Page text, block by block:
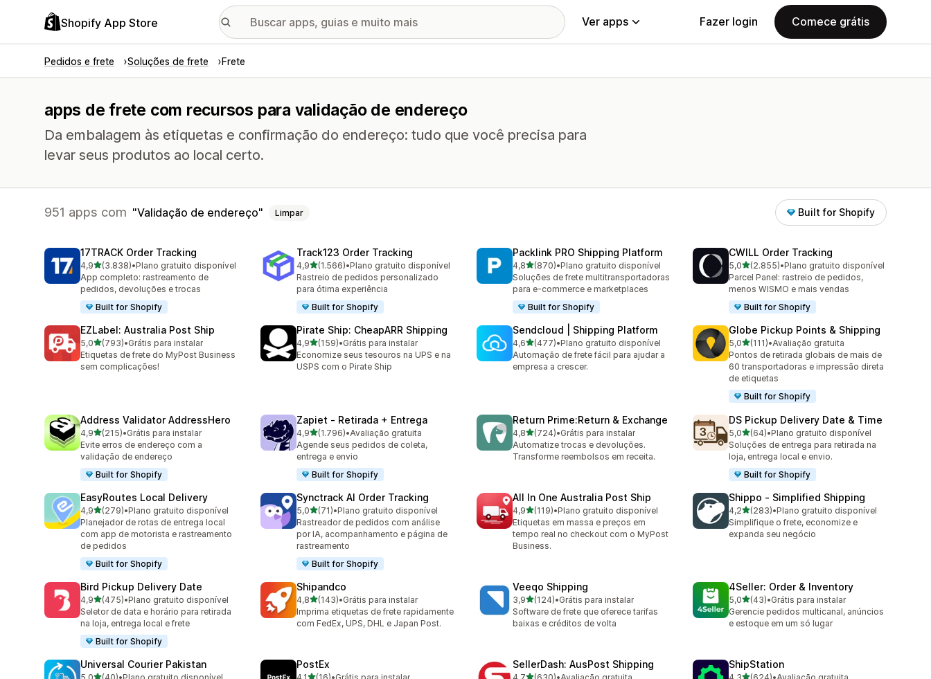
Shopify App Store Ver apps Fazer login Comece grátis
Pedidos e frete Soluções de frete Frete
apps de frete com recursos para validação de endereço
Da embalagem às etiquetas e confirmação do endereço: tudo que você precisa para
levar seus produtos ao local certo.
951 apps com Validação de endereço Limpar Built for Shopify
17TRACK Order Tracking
4,9de 5 estrelas
(3.838)
3838 avaliações ao todo
•Plano gratuito disponível
App completo: rastreamento de
pedidos, devoluções e trocas
Built for Shopify
Track123 Order Tracking
4,9de 5 estrelas
(1.566)
1566 avaliações ao todo
•Plano gratuito disponível
Rastreio de pedidos personalizado
para ótima experiência
Built for Shopify
Packlink PRO Shipping Platform
4,8de 5 estrelas
(870)
870 avaliações ao todo
•Plano gratuito disponível
Soluções de frete multitransportadoras
para e-commerce e marketplaces
Built for Shopify
CWILL Order Tracking
5,0de 5 estrelas
(2.855)
2855 avaliações ao todo
•Plano gratuito disponível
Parcel Panel: rastreio de pedidos,
menos WISMO e mais vendas
Built for Shopify
EZLabel: Australia Post Ship
5,0de 5 estrelas
(793)
793 avaliações ao todo
•Grátis para instalar
Etiquetas de frete do MyPost Business
sem complicações!
Pirate Ship: CheapARR Shipping
4,9de 5 estrelas
(159)
159 avaliações ao todo
•Grátis para instalar
Economize seus tesouros na UPS e na
USPS com o Pirate Ship
Sendcloud | Shipping Platform
4,6de 5 estrelas
(477)
477 avaliações ao todo
•Plano gratuito disponível
Automação de frete fácil para ajudar a
empresa a crescer.
Globe Pickup Points & Shipping
5,0de 5 estrelas
(111)
111 avaliações ao todo
•Avaliação gratuita
Pontos de retirada globais de mais de
60 transportadoras e impressão direta
de etiquetas
Built for Shopify
Address Validator AddressHero
4,9de 5 estrelas
(215)
215 avaliações ao todo
•Grátis para instalar
Evite erros de endereço com a
validação de endereço
Built for Shopify
Zapiet ‑ Retirada + Entrega
4,9de 5 estrelas
(1.796)
1796 avaliações ao todo
•Avaliação gratuita
Agende seus pedidos de coleta,
entrega e envio
Built for Shopify
Return Prime:Return & Exchange
4,8de 5 estrelas
(724)
724 avaliações ao todo
•Grátis para instalar
Automatize trocas e devoluções.
Transforme reembolsos em receita.
DS Pickup Delivery Date & Time
5,0de 5 estrelas
(64)
64 avaliações ao todo
•Plano gratuito disponível
Soluções de entrega para retirada na
loja, entrega local e envio.
Built for Shopify
EasyRoutes Local Delivery
4,9de 5 estrelas
(279)
279 avaliações ao todo
•Plano gratuito disponível
Planejador de rotas de entrega local
com app de motorista e rastreamento
de pedidos
Built for Shopify
Synctrack AI Order Tracking
5,0de 5 estrelas
(71)
71 avaliações ao todo
•Plano gratuito disponível
Rastreador de pedidos com análise
por IA, acompanhamento e página de
rastreamento
Built for Shopify
All In One Australia Post Ship
4,9de 5 estrelas
(119)
119 avaliações ao todo
•Plano gratuito disponível
Etiquetas em massa e preços em
tempo real no checkout com o MyPost
Business.
Shippo ‑ Simplified Shipping
4,2de 5 estrelas
(283)
283 avaliações ao todo
•Plano gratuito disponível
Simplifique o frete, economize e
expanda seu negócio
Bird Pickup Delivery Date
4,9de 5 estrelas
(475)
475 avaliações ao todo
•Plano gratuito disponível
Seletor de data e horário para retirada
na loja, entrega local e frete
Built for Shopify
Shipandco
4,8de 5 estrelas
(143)
143 avaliações ao todo
•Grátis para instalar
Imprima etiquetas de frete rapidamente
com FedEx, UPS, DHL e Japan Post.
Veeqo Shipping
3,9de 5 estrelas
(124)
124 avaliações ao todo
•Grátis para instalar
Software de frete que oferece tarifas
baixas e créditos de volta
4Seller: Order & Inventory
5,0de 5 estrelas
(43)
43 avaliações ao todo
•Grátis para instalar
Gerencie pedidos multicanal, anúncios
e estoque em um só lugar
Universal Courier Pakistan
de 5 estrelas
PostEx
de 5 estrelas
SellerDash: AusPost Shipping
de 5 estrelas
ShipStation
de 5 estrelas